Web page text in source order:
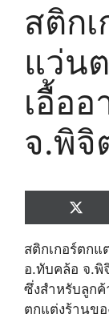
สติก
แว่น
เอื้อ
จ.พิจิ
on
X
(
w
i
t
e
สติกเกอร์ตก
อ.ทับคล้อ จ.พิ
ซึ่งสำหรับลูกค้
ตกแต่งร้านข